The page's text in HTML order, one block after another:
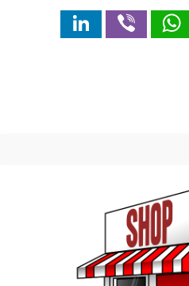
WhatsApp
Viber
LinkedIn